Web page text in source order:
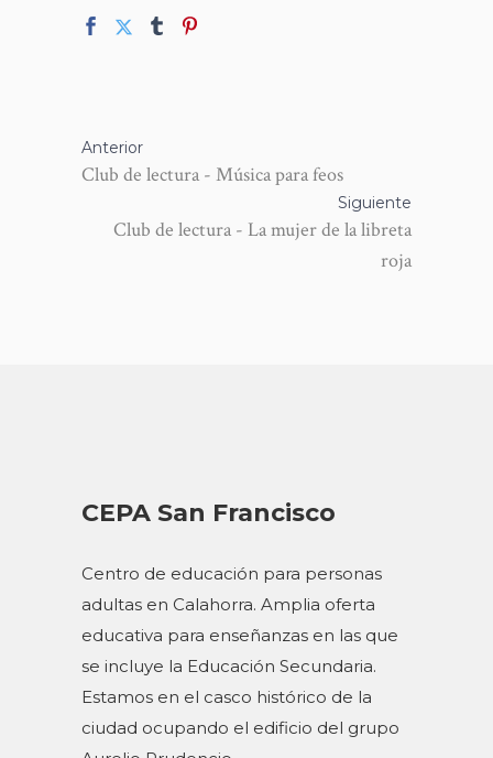
Anterior
Club de lectura - Música para feos
Siguiente
Club de lectura - La mujer de la libreta
roja
CEPA San Francisco
Centro de educación para personas
adultas en Calahorra. Amplia oferta
educativa para enseñanzas en las que
se incluye la Educación Secundaria.
Estamos en el casco histórico de la
ciudad ocupando el edificio del grupo